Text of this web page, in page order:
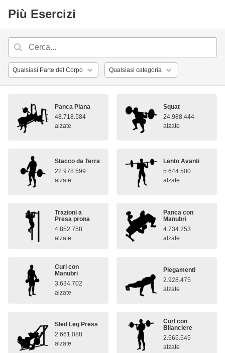
Più Esercizi
Panca Piana
48.718.584
alzate
Squat
24.988.444
alzate
Stacco da Terra
22.978.599
alzate
Lento Avanti
5.644.500
alzate
Trazioni a
Presa prona
4.852.758
alzate
Panca con
Manubri
4.734.253
alzate
Curl con
Manubri
3.634.702
alzate
Piegamenti
2.928.475
alzate
Sled Leg Press
2.661.088
alzate
Curl con
Bilanciere
2.565.545
alzate